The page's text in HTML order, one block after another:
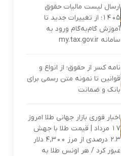
ارسال لیست مالیات حقوق
۱۴۰۵؛ از تغییرات جدید تا
آموزش گام‌به‌گام ورود به
سامانه my.tax.gov.ir
نامه کسر از حقوق؛ از انواع و
قوانین تا نمونه متن رسمی برای
بانک و ضمانت
اخبار فوری بازار جهانی طلا امروز
۱۷ مرداد | قیمت طلا با جهش
۲.۳ درصدی از مرز ۴,۳۰۰ دلار
عبور کرد / هر اونس طلا به